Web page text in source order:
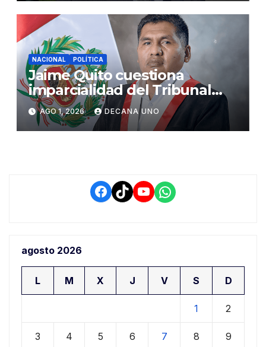
NACIONAL POLÍTICA
Jaime Quito cuestiona
imparcialidad del Tribunal
Constitucional tras liberación
de Ollanta Humala
AGO 1, 2026 DECANA UNO
Facebook
TikTokYouTube
WhatsApp
agosto 2026
L M X J V S D
1 2
3 4 5 6 7 8 9